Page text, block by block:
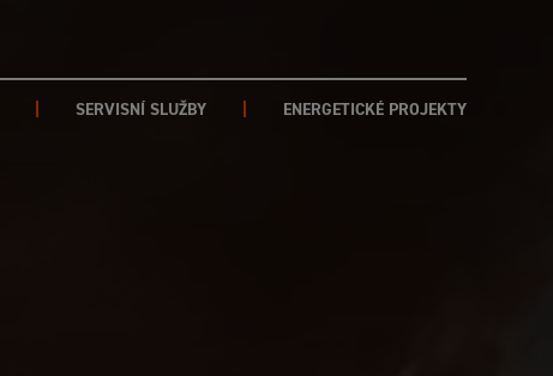
SERVISNÍ SLUŽBY ENERGETICKÉ PROJEKTY